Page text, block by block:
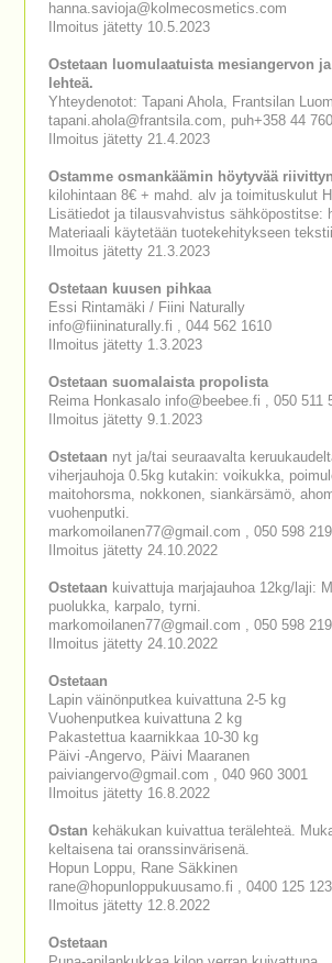
hanna.savioja@kolmecosmetics.com
Ilmoitus jätetty 10.5.2023
Ostetaan luomulaatuista mesiangervon
lehteä.
Yhteydenotot: Tapani Ahola, Frantsilan
tapani.ahola@frantsila.com, puh+358 44
Ilmoitus jätetty 21.4.2023
Ostamme osmankäämin höytyvää
kilohintaan 8€ + mahd. alv ja toimituskulut
Lisätiedot ja tilausvahvistus sähköpostitse:
Materiaali käytetään tuotekehitykseen
Ilmoitus jätetty 21.3.2023
Ostetaan kuusen pihkaa
Essi Rintamäki / Fiini Naturally
info@fiininaturally.fi , 044 562 1610
Ilmoitus jätetty 1.3.2023
Ostetaan suomalaista propolista
Reima Honkasalo info@beebee.fi , 050 511
Ilmoitus jätetty 9.1.2023
Ostetaan nyt ja/tai seuraavalta
viherjauhoja 0.5kg kutakin: voikukka,
maitohorsma, nokkonen, siankärsämö,
vuohenputki.
markomoilanen77@gmail.com , 050 598
Ilmoitus jätetty 24.10.2022
Ostetaan kuivattuja marjajauhoa 12kg/laji:
puolukka, karpalo, tyrni.
markomoilanen77@gmail.com , 050 598
Ilmoitus jätetty 24.10.2022
Ostetaan
Lapin väinönputkea kuivattuna 2-5 kg
Vuohenputkea kuivattuna 2 kg
Pakastettua kaarnikkaa 10-30 kg
Päivi -Angervo, Päivi Maaranen
paiviangervo@gmail.com , 040 960 3001
Ilmoitus jätetty 16.8.2022
Ostan kehäkukan kuivattua terälehteä.
keltaisena tai oranssinvärisenä.
Hopun Loppu, Rane Säkkinen
rane@hopunloppukuusamo.fi , 0400 125 123
Ilmoitus jätetty 12.8.2022
Ostetaan